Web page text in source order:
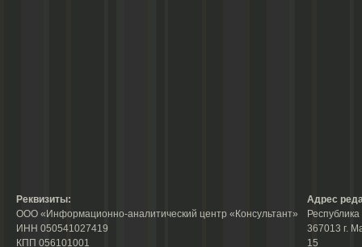
Реквизиты:
ООО «Информационно-аналитический центр «Консультант»
ИНН 050541027419
КПП 056101001
Адрес
367013 г.
15